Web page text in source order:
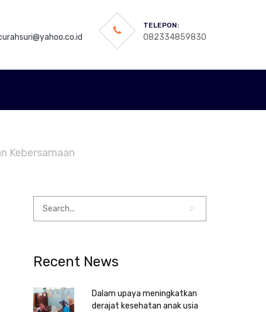
TELEPON:
082334859830
Kebersamaan
Recent News
Dalam upaya meningkatkan
derajat kesehatan anak usia